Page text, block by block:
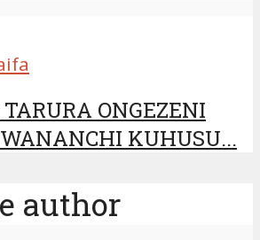
TARURA ONGEZENI
KUHUSU...
author